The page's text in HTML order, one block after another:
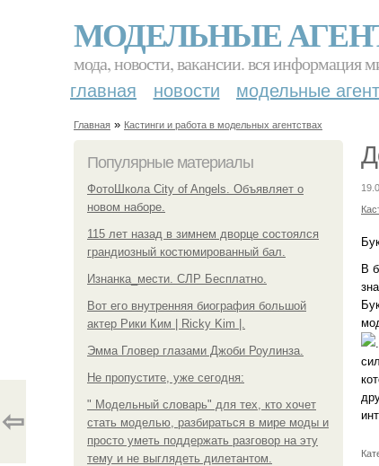
МОДЕЛЬНЫЕ
мода, новости, вакансии. вся информация
главная новости модельные
Главная » Кастинги и работа в модельных агентствах
Популярные материалы
ФотоШкола City of Angels. Объявляет о
новом наборе.
115 лет назад в зимнем дворце состоялся
грандиозный костюмированный бал.
Изнанка_мести. СЛР Бесплатно.
Вот его внутренняя биография большой
актер Рики Ким | Ricky Kim |.
Эмма Гловер глазами Джоби Роулинза.
Не пропустите, уже сегодня:
" Модельный словарь" для тех, кто хочет
стать моделью, разбираться в мире моды и
просто уметь поддержать разговор на эту
тему и не выглядеть дилетантом.
В
⇦